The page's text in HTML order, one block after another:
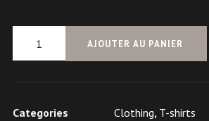
quantité
de
AJOUTER AU PANIER
Categories Clothing, T-shirts